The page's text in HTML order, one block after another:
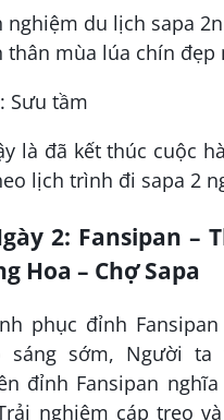
Sưu tầm
là đã kết thúc cuộc
lịch trình đi sapa 2
2: Fansipan –
Hoa – Chợ Sapa
phục đỉnh
sáng sớm, Người ta
đỉnh Fansipan
nghiệm cáp treo